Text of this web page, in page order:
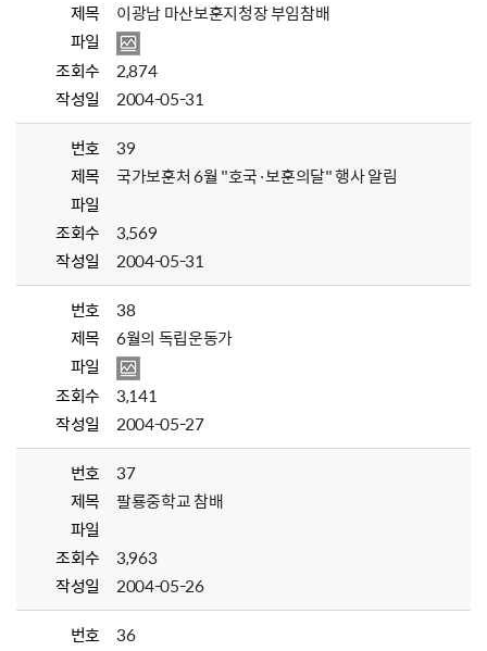
제목
이광남 마산보훈지청장 부임참배
파일
조회수
2,874
작성일
2004-05-31
번호
39
제목
국가보훈처 6월 "호국·보훈의달" 행사 알림
파일
조회수
3,569
작성일
2004-05-31
번호
38
제목
6월의 독립운동가
파일
조회수
3,141
작성일
2004-05-27
번호
37
제목
팔룡중학교 참배
파일
조회수
3,963
작성일
2004-05-26
번호
36